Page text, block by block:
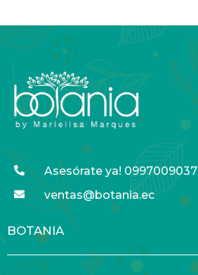
Asesórate ya! 0997009037
ventas@botania.ec
BOTANIA